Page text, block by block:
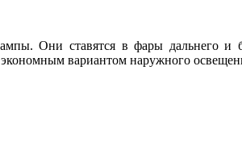
Они ставятся в фары дальнего и
вариантом наружного